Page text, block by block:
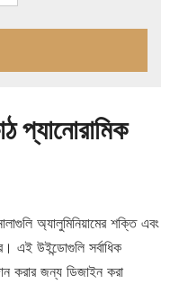
প্যানোরামিক
অ্যালুমিনিয়ামের শক্তি এবং
এই উইন্ডোগুলি সর্বাধিক
করার জন্য ডিজাইন করা